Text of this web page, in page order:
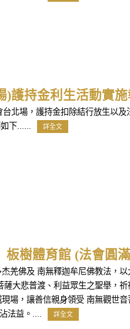
)護持金利生活動實
北場，護持金扣除結行放生以
下......
詳全文
板樹體育館 (法會圓
羌佛及 南無釋迦牟尼佛教法，
大悲普渡、利益眾生之聖舉，
場，讓善信親身領受 南無觀世
法益。....
詳全文